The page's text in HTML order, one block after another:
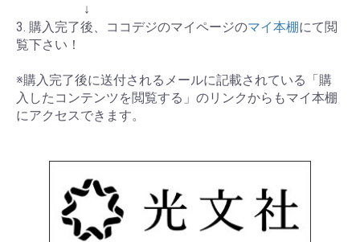
↓
3. 購入完了後、ココデジのマイページのマイ本棚にて閲
覧下さい！
※購入完了後に送付されるメールに記載されている「購
入したコンテンツを閲覧する」のリンクからもマイ本棚
にアクセスできます。